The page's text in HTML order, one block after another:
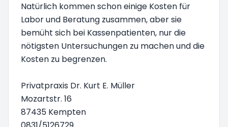
Natürlich kommen schon einige Kosten für
Labor und Beratung zusammen, aber sie
bemüht sich bei Kassenpatienten, nur die
nötigsten Untersuchungen zu machen und die
Kosten zu begrenzen.
Privatpraxis Dr. Kurt E. Müller
Mozartstr. 16
87435 Kempten